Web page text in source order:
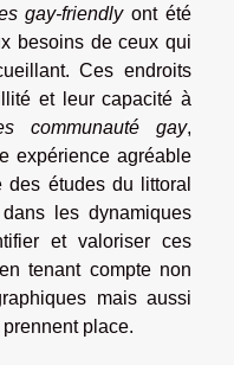
gay-friendlyont été
besoins de ceux qui
Ces endroits
et leur capacité à
communauté gay,
expérience agréable
études du littoral
les dynamiques
et valoriser ces
tenant compte non
mais aussi
place.